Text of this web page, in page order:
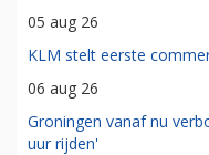
05 aug 26
KLM stelt eerste
06 aug 26
Groningen vanaf nu
uur rijden'